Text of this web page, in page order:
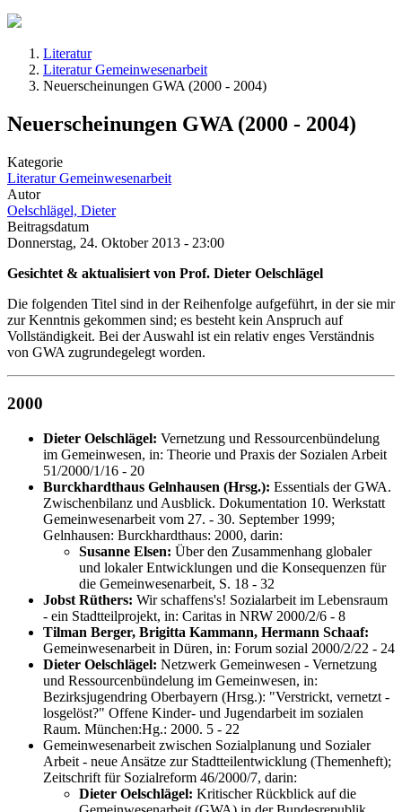
Literatur
Literatur Gemeinwesenarbeit
Neuerscheinungen GWA (2000 - 2004)
Neuerscheinungen GWA (2000 - 2004)
Kategorie
Literatur Gemeinwesenarbeit
Autor
Oelschlägel, Dieter
Beitragsdatum
Donnerstag, 24. Oktober 2013 - 23:00
Gesichtet & aktualisiert von Prof. Dieter Oelschlägel
Die folgenden Titel sind in der Reihenfolge aufgeführt, in der sie mir
zur Kenntnis gekommen sind; es besteht kein Anspruch auf
Vollständigkeit. Bei der Auswahl ist ein relativ enges Verständnis
von GWA zugrundegelegt worden.
2000
Dieter Oelschlägel: Vernetzung und Ressourcenbündelung
im Gemeinwesen, in: Theorie und Praxis der Sozialen Arbeit
51/2000/1/16 - 20
Burckhardthaus Gelnhausen (Hrsg.): Essentials der GWA.
Zwischenbilanz und Ausblick. Dokumentation 10. Werkstatt
Gemeinwesenarbeit vom 27. - 30. September 1999;
Gelnhausen: Burckhardthaus: 2000, darin:
Susanne Elsen: Über den Zusammenhang globaler
und lokaler Entwicklungen und die Konsequenzen für
die Gemeinwesenarbeit, S. 18 - 32
Jobst Rüthers: Wir schaffens's! Sozialarbeit im Lebensraum
- ein Stadtteilprojekt, in: Caritas in NRW 2000/2/6 - 8
Tilman Berger, Brigitta Kammann, Hermann Schaaf:
Gemeinwesenarbeit in Düren, in: Forum sozial 2000/2/22 - 24
Dieter Oelschlägel: Netzwerk Gemeinwesen - Vernetzung
und Ressourcenbündelung im Gemeinwesen, in:
Bezirksjugendring Oberbayern (Hrsg.): "Verstrickt, vernetzt -
losgelöst?" Offene Kinder- und Jugendarbeit im sozialen
Raum. München:Hg.: 2000. 5 - 22
Gemeinwesenarbeit zwischen Sozialplanung und Sozialer
Arbeit - neue Ansätze zur Stadtteilentwicklung (Themenheft);
Zeitschrift für Sozialreform 46/2000/7, darin:
Dieter Oelschlägel: Kritischer Rückblick auf die